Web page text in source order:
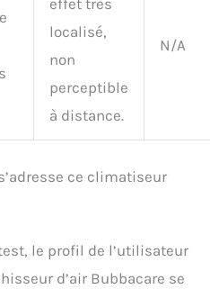
localisé,
non
perceptible
à distance.
N/A
ce climatiseur
le profil de l’utilisateur
d’air Bubbacare se